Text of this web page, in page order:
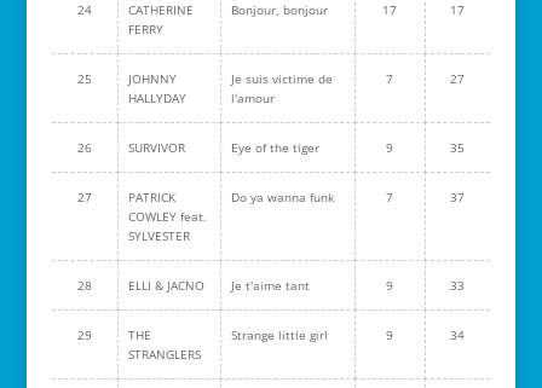
24
CATHERINE
FERRY
Bonjour, bonjour 17 17
25
JOHNNY
HALLYDAY
Je suis victime de
l'amour
7 27
26 SURVIVOR Eye of the tiger 9 35
27
PATRICK
COWLEY feat.
SYLVESTER
Do ya wanna funk 7 37
28 ELLI & JACNO Je t'aime tant 9 33
29
THE
STRANGLERS
Strange little girl 9 34